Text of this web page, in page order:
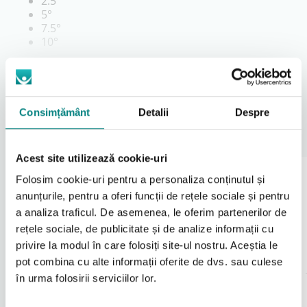
Consimțământ Detalii Despre
Acest site utilizează cookie-uri
Folosim cookie-uri pentru a personaliza conținutul și
anunțurile, pentru a oferi funcții de rețele sociale și pentru
a analiza traficul. De asemenea, le oferim partenerilor de
rețele sociale, de publicitate și de analize informații cu
privire la modul în care folosiți site-ul nostru. Aceștia le
pot combina cu alte informații oferite de dvs. sau culese
în urma folosirii serviciilor lor.
5°
7.5°
10°
Aceasta ajustare progresiva permite gasirea unei
pozitii optime pentru copil, contribuind la mentinerea
unei posturi corecte si la cresterea confortului pe
durata transportului.
deplasarii
speciala pentru a mentine o postura stabila si
confortabila. Reglarea inclinarii scaunului ajuta la
reducerea presiunii asupra spatelui si bazinului si
permite adaptarea pozitiei in functie de nevoile
copilului.
Prin utilizarea sistemului de inclinare, scaunul
Hercules Small poate oferi o sustinere mai buna a
corpului, mai ales in timpul calatoriilor mai lungi.
Citeşte mai mult
Adaptor Isofix pentru
Small
Hercules Small